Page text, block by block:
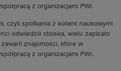
z organizacjami PWr.